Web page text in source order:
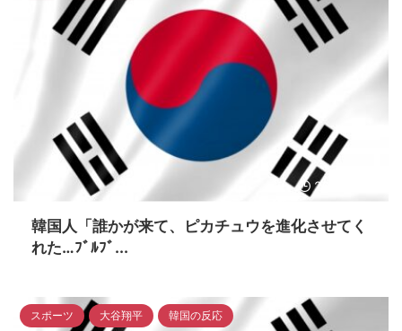
2023/4/15
韓国人「誰かが来て、ピカチュウを進化させてく
れた…ﾌﾞﾙﾌﾞ...
スポーツ 大谷翔平 韓国の反応